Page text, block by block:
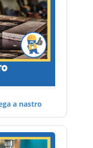
a nastro